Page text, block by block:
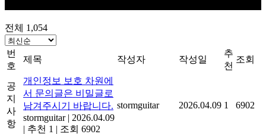
전체 1,054
번
호
제목 작성자 작성일
추
천
조회
공
지
사
항
개인정보 보호 차원에
서 문의글은 비밀글로
남겨주시기 바랍니다.
stormguitar | 2026.04.09
| 추천 1 | 조회 6902
stormguitar 2026.04.09 1 6902